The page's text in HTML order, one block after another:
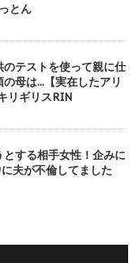
とん
テストを使って親に仕
母は...【実在したアリ
リギリスRIN
する相手女性！企みに
夫が不倫してました